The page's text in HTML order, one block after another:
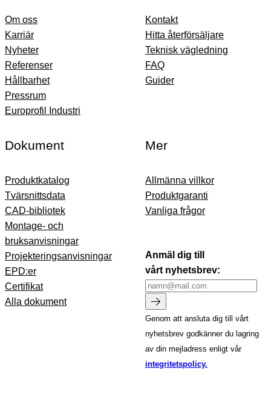
Om oss
Karriär
Nyheter
Referenser
Hållbarhet
Pressrum
Europrofil Industri
Kontakt
Hitta återförsäljare
Teknisk vägledning
FAQ
Guider
Dokument
Produktkatalog
Tvärsnittsdata
CAD-bibliotek
Montage- och
bruksanvisningar
Projekteringsanvisningar
EPD:er
Certifikat
Alla dokument
Mer
Allmänna villkor
Produktgaranti
Vanliga frågor
Anmäl dig till
vårt nyhetsbrev:
Genom att ansluta dig till vårt
nyhetsbrev godkänner du lagring
av din mejladress enligt vår
integritetspolicy.